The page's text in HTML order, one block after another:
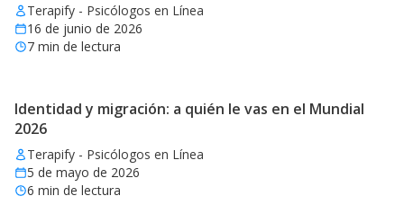
Terapify - Psicólogos en Línea
16 de junio de 2026
7 min de lectura
Identidad y migración: a quién le vas en el Mundial
2026
Terapify - Psicólogos en Línea
5 de mayo de 2026
6 min de lectura